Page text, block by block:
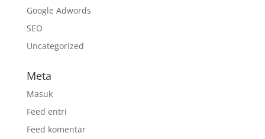
Google Adwords
SEO
Uncategorized
Meta
Masuk
Feed entri
Feed komentar